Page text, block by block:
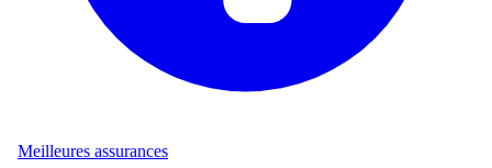
Meilleures assurances